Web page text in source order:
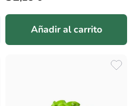
Añadir al carrito